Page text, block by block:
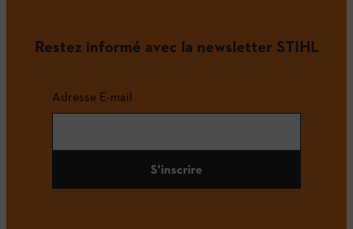
Restez informé avec la newsletter STIHL
Adresse E-mail
S'inscrire